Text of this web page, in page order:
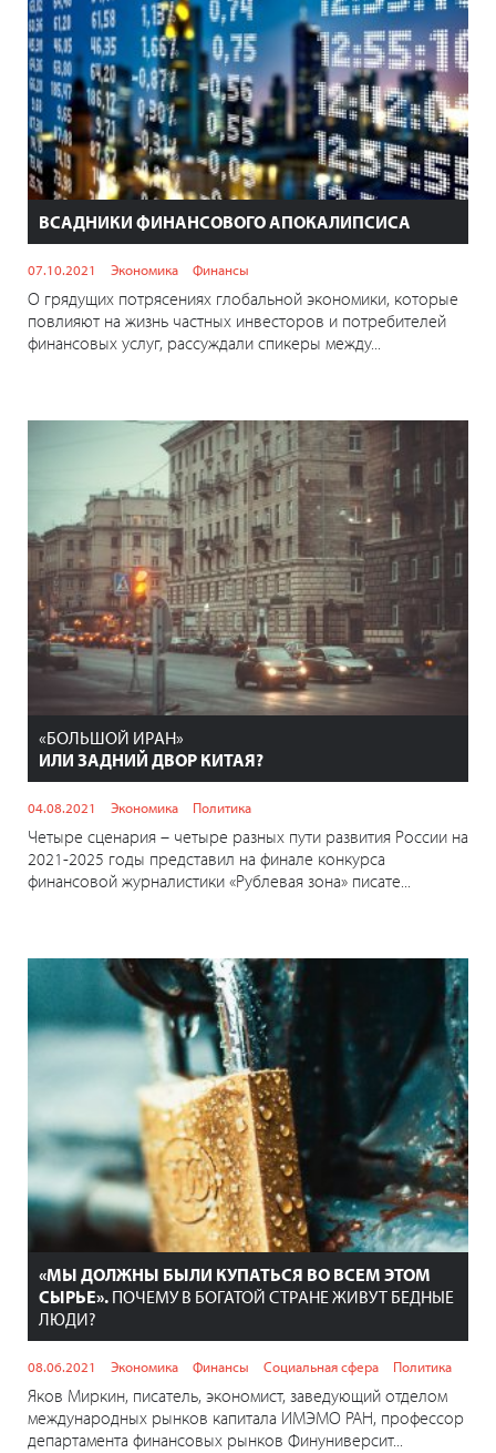
ВСАДНИКИ ФИНАНСОВОГО АПОКАЛИПСИСА
07.10.2021 Экономика Финансы
О грядущих потрясениях глобальной экономики, которые
повлияют на жизнь частных инвесторов и потребителей
финансовых услуг, рассуждали спикеры между...
«БОЛЬШОЙ ИРАН»
ИЛИ ЗАДНИЙ ДВОР КИТАЯ?
04.08.2021 Экономика Политика
Четыре сценария – четыре разных пути развития России на
2021-2025 годы представил на финале конкурса
финансовой журналистики «Рублевая зона» писате...
«МЫ ДОЛЖНЫ БЫЛИ КУПАТЬСЯ ВО ВСЕМ ЭТОМ
СЫРЬЕ». ПОЧЕМУ В БОГАТОЙ СТРАНЕ ЖИВУТ БЕДНЫЕ
ЛЮДИ?
08.06.2021 Экономика Финансы Социальная сфера Политика
Яков Миркин, писатель, экономист, заведующий отделом
международных рынков капитала ИМЭМО РАН, профессор
департамента финансовых рынков Финуниверсит...